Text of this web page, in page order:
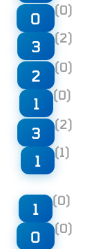
0 (0)
3 (2)
2 (0)
1 (0)
3 (2)
1 (1)
1 (0)
0 (0)